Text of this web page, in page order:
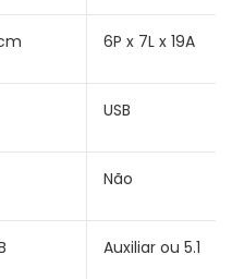
‎6P x 7L x 19A
USB
Não
Auxiliar ou 5.1